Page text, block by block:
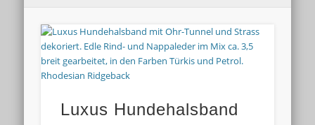
Luxus Hundehalsband